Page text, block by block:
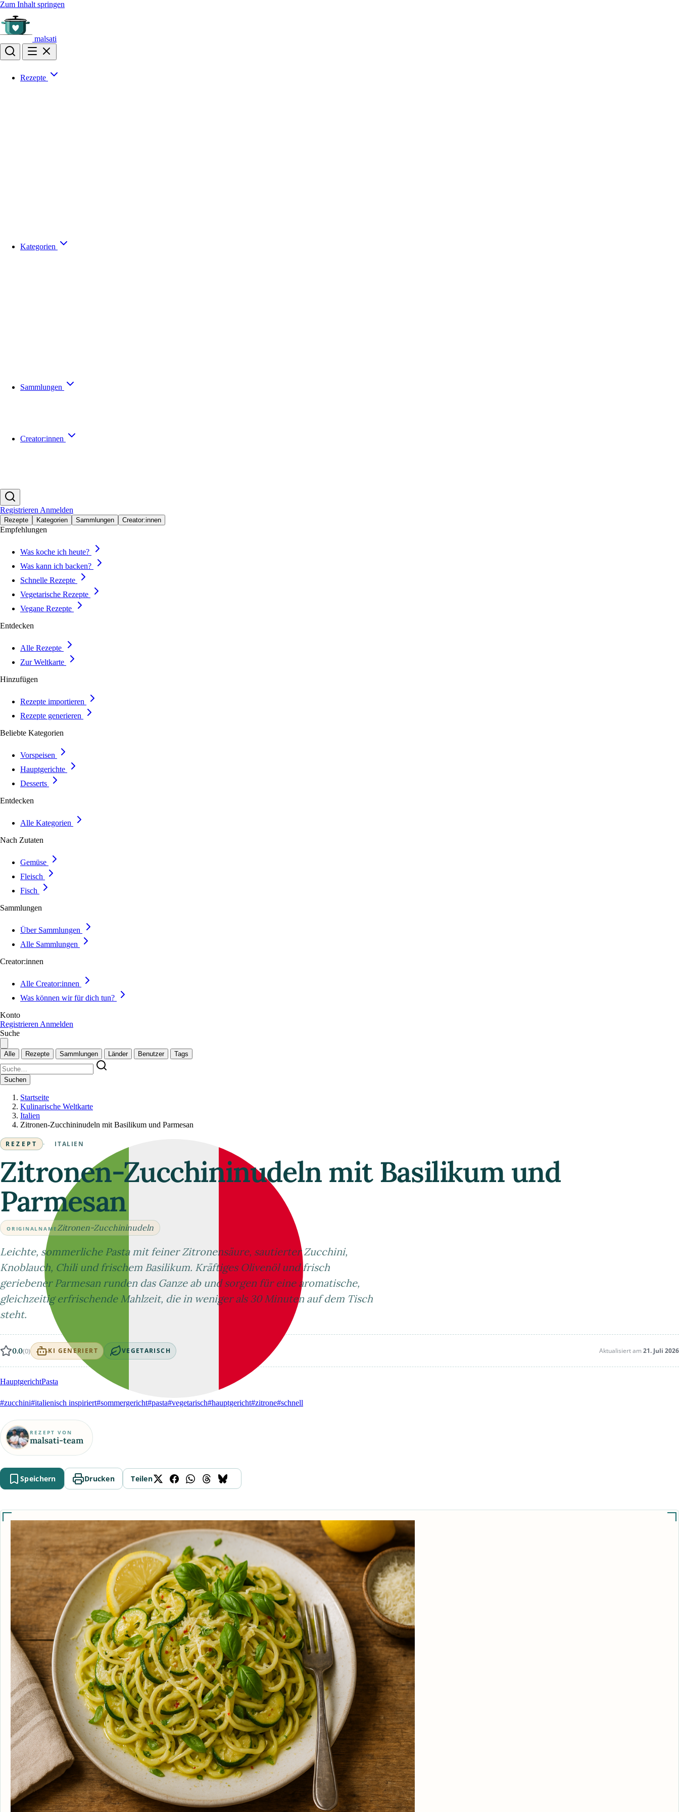
Zum Inhalt springen
malsati
Rezepte
Kategorien
Sammlungen
Creator:innen
Registrieren Anmelden
Rezepte Kategorien Sammlungen Creator:innen
Empfehlungen
Was koche ich heute?
Was kann ich backen?
Schnelle Rezepte
Vegetarische Rezepte
Vegane Rezepte
Entdecken
Alle Rezepte
Zur Weltkarte
Hinzufügen
Rezepte importieren
Rezepte generieren
Beliebte Kategorien
Vorspeisen
Hauptgerichte
Desserts
Entdecken
Alle Kategorien
Nach Zutaten
Gemüse
Fleisch
Fisch
Sammlungen
Über Sammlungen
Alle Sammlungen
Creator:innen
Alle Creator:innen
Was können wir für dich tun?
Konto
Registrieren Anmelden
Suche
Alle Rezepte Sammlungen Länder Benutzer Tags
Suchen
Startseite
Kulinarische Weltkarte
Italien
Zitronen-Zucchininudeln mit Basilikum und Parmesan
REZEPT · ITALIEN
Zitronen-Zucchininudeln mit Basilikum und
Parmesan
ORIGINALNAME Zitronen-Zucchininudeln
Leichte, sommerliche Pasta mit feiner Zitronensäure, sautierter Zucchini,
Knoblauch, Chili und frischem Basilikum. Kräftiges Olivenöl und frisch
geriebener Parmesan runden das Ganze ab und sorgen für eine aromatische,
gleichzeitig erfrischende Mahlzeit, die in weniger als 30 Minuten auf dem Tisch
steht.
0.0(0) KI GENERIERT VEGETARISCH Aktualisiert am 21. Juli 2026
HauptgerichtPasta
#zucchini#italienisch inspiriert#sommergericht#pasta#vegetarisch#hauptgericht#zitrone#schnell
REZEPT VON
malsati-team
Speichern Drucken Teilen